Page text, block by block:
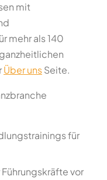
mit
mehr als 140
Über unsSeite.
für
vor